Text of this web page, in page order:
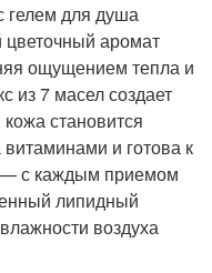
гелем для душа
аромат
ощущением тепла и
из 7 масел создает
становится
и готова к
с каждым приемом
липидный
воздуха